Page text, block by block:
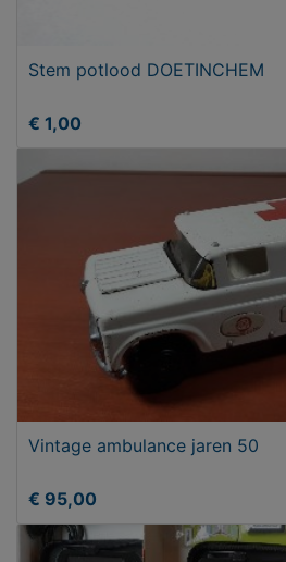
Stem potlood DOETINCHEM
€ 1,00
Vintage ambulance jaren 50
€ 95,00